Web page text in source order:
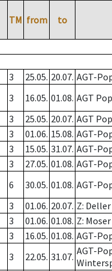
TM from to
3 25.05. 20.07. AGT-
3 16.05. 01.08. AGT
3 25.05. 20.07. AGT
3 01.06. 15.08. AGT-
3 15.05. 31.07. AGT-
3 27.05. 01.08. AGT-
6 30.05. 01.08. AGT-
3 01.06. 20.07. Z: Deller
3 01.06. 01.08. Z: Moser
3 16.05. 01.08. AGT-
3 22.05. 31.07. AGT-